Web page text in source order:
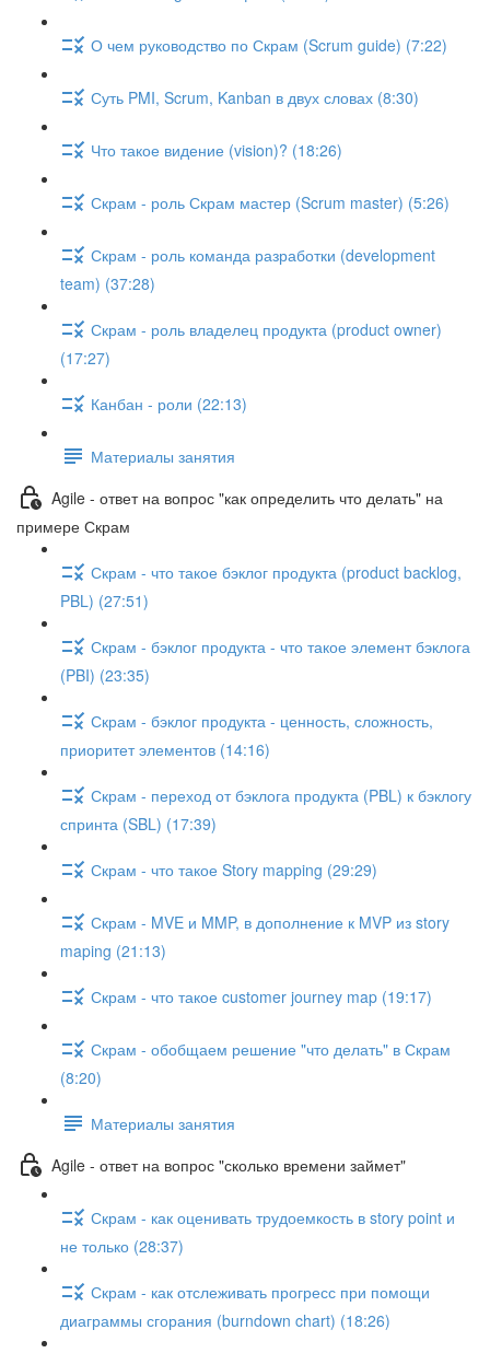
О чем руководство по Скрам (Scrum guide) (7:22)
Суть PMI, Scrum, Kanban в двух словах (8:30)
Что такое видение (vision)? (18:26)
Скрам - роль Скрам мастер (Scrum master) (5:26)
Скрам - роль команда разработки (development
team) (37:28)
Скрам - роль владелец продукта (product owner)
(17:27)
Канбан - роли (22:13)
Материалы занятия
Agile - ответ на вопрос "как определить что делать" на
примере Скрам
Скрам - что такое бэклог продукта (product backlog,
PBL) (27:51)
Скрам - бэклог продукта - что такое элемент бэклога
(PBI) (23:35)
Скрам - бэклог продукта - ценность, сложность,
приоритет элементов (14:16)
Скрам - переход от бэклога продукта (PBL) к бэклогу
спринта (SBL) (17:39)
Скрам - что такое Story mapping (29:29)
Скрам - MVE и MMP, в дополнение к MVP из story
maping (21:13)
Скрам - что такое customer journey map (19:17)
Скрам - обобщаем решение "что делать" в Скрам
(8:20)
Материалы занятия
Agile - ответ на вопрос "сколько времени займет"
Скрам - как оценивать трудоемкость в story point и
не только (28:37)
Скрам - как отслеживать прогресс при помощи
диаграммы сгорания (burndown chart) (18:26)